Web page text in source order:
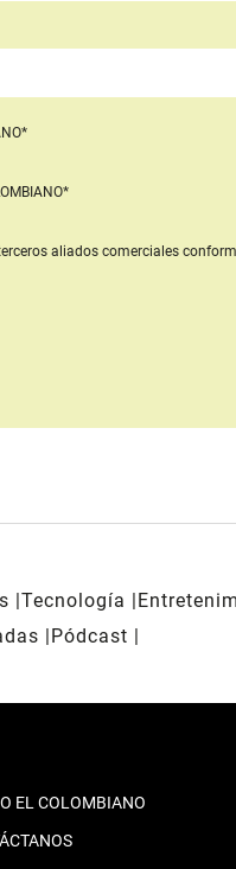
aliados comerciales
Tecnología
Pódcast
EL COLOMBIANO